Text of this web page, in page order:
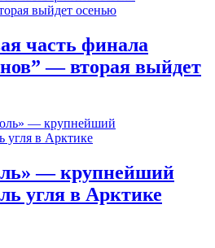
часть финала
— вторая выйдет
— крупнейший
угля в Арктике